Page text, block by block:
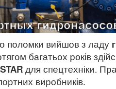
поломки вийшов з ладу
багатьох років
для спецтехніки.
виробників.